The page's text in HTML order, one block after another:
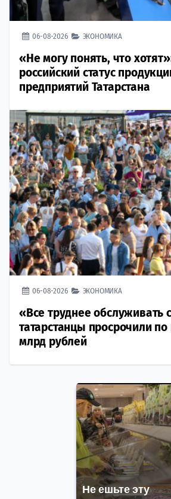
06-08-2026 ЭКОНОМИКА
«Не могу понять, что
российский статус
предприятий Татарстана
06-08-2026 ЭКОНОМИКА
«Все труднее обслуживать
татарстанцы просрочили
млрд рублей
Не ешьте эту